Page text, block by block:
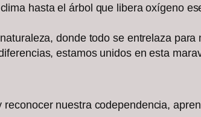
hasta el árbol que libera oxígeno
donde todo se entrelaza
estamos unidos en esta
nuestra codependencia,